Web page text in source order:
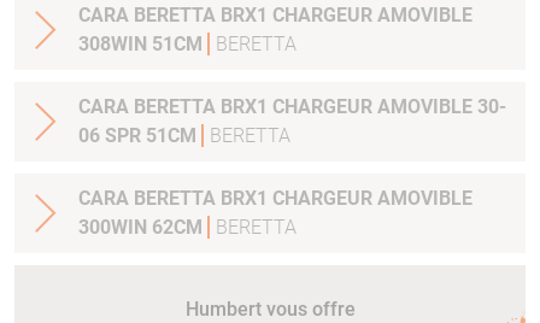
CARA BERETTA BRX1 CHARGEUR AMOVIBLE
308WIN 51CM
BERETTA
CARA BERETTA BRX1 CHARGEUR AMOVIBLE 30-
06 SPR 51CM
BERETTA
CARA BERETTA BRX1 CHARGEUR AMOVIBLE
300WIN 62CM
BERETTA
Humbert vous offre